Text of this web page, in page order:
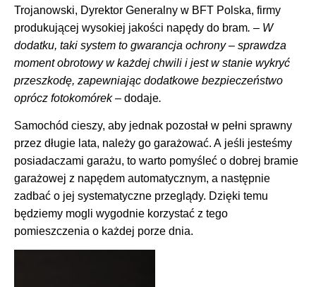
Trojanowski, Dyrektor Generalny w BFT Polska, firmy
produkującej wysokiej jakości napędy do bram. – W
dodatku, taki system to gwarancja ochrony – sprawdza
moment obrotowy w każdej chwili i jest w stanie wykryć
przeszkodę, zapewniając dodatkowe bezpieczeństwo
oprócz fotokomórek – dodaje.
Samochód cieszy, aby jednak pozostał w pełni sprawny
przez długie lata, należy go garażować. A jeśli jesteśmy
posiadaczami garażu, to warto pomyśleć o dobrej bramie
garażowej z napędem automatycznym, a następnie
zadbać o jej systematyczne przeglądy. Dzięki temu
będziemy mogli wygodnie korzystać z tego
pomieszczenia o każdej porze dnia.